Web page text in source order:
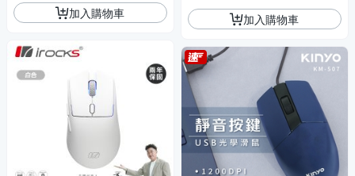
加入購物車 加入購物車